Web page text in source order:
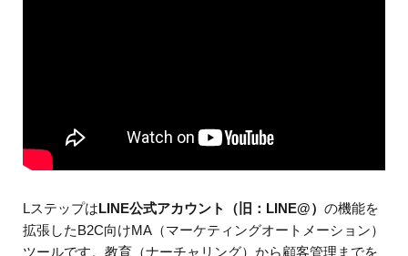
LステップはLINE公式アカウント（旧：LINE@） の機能を
拡張したB2C向けMA（マーケティングオートメーション）
ツールです。教育（ナーチャリング）から顧客管理までを